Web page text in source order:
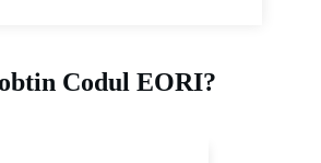
Codul EORI?